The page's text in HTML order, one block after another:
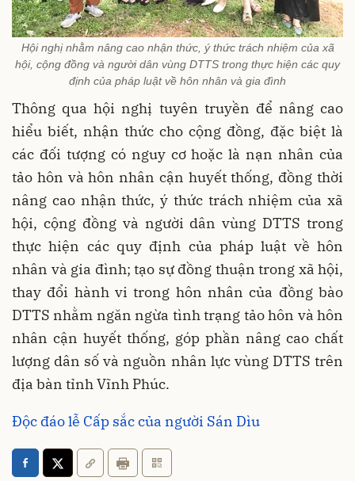
Hội nghị nhằm nâng cao nhận thức, ý thức trách nhiệm của xã
hội, cộng đồng và người dân vùng DTTS trong thực hiện các quy
định của pháp luật về hôn nhân và gia đình
Thông qua hội nghị tuyên truyền để nâng cao
hiểu biết, nhận thức cho cộng đồng, đặc biệt là
các đối tượng có nguy cơ hoặc là nạn nhân của
tảo hôn và hôn nhân cận huyết thống, đồng thời
nâng cao nhận thức, ý thức trách nhiệm của xã
hội, cộng đồng và người dân vùng DTTS trong
thực hiện các quy định của pháp luật về hôn
nhân và gia đình; tạo sự đồng thuận trong xã hội,
thay đổi hành vi trong hôn nhân của đồng bào
DTTS nhằm ngăn ngừa tình trạng tảo hôn và hôn
nhân cận huyết thống, góp phần nâng cao chất
lượng dân số và nguồn nhân lực vùng DTTS trên
địa bàn tỉnh Vĩnh Phúc.
Độc đáo lễ Cấp sắc của người Sán Dìu